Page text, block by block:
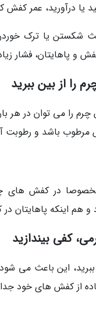
یا درآورید، عمر
شکستن یا ترک
پاهایتان، فشار
را از بین ببرید
را می توان در هر
مرطوب باشد و رطوبت
در کفش های
و هم اینکه
کفی بیندازید
این باعث می
از کفش های خود